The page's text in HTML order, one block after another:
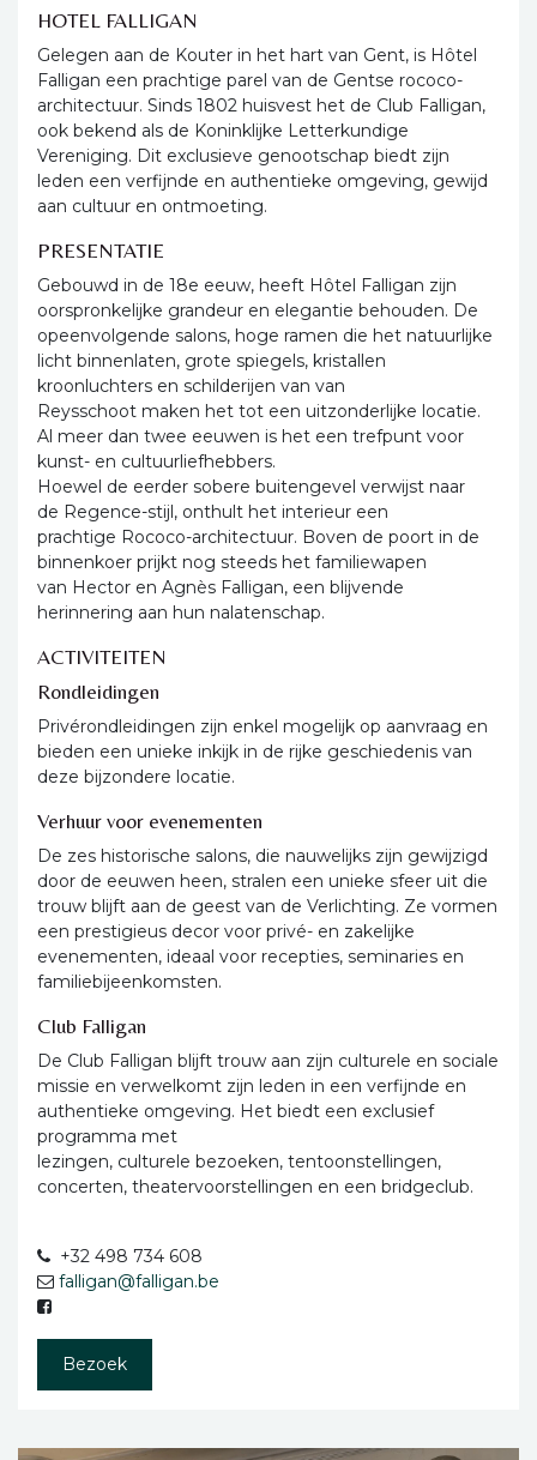
HOTEL FALLIGAN
Gelegen aan de Kouter in het hart van Gent, is Hôtel
Falligan een prachtige parel van de Gentse rococo-
architectuur. Sinds 1802 huisvest het de Club Falligan,
ook bekend als de Koninklijke Letterkundige
Vereniging. Dit exclusieve genootschap biedt zijn
leden een verfijnde en authentieke omgeving, gewijd
aan cultuur en ontmoeting.
PRESENTATIE
Gebouwd in de 18e eeuw, heeft Hôtel Falligan zijn
oorspronkelijke grandeur en elegantie behouden. De
opeenvolgende salons, hoge ramen die het natuurlijke
licht binnenlaten, grote spiegels, kristallen
kroonluchters en schilderijen van van
Reysschoot maken het tot een uitzonderlijke locatie.
Al meer dan twee eeuwen is het een trefpunt voor
kunst- en cultuurliefhebbers.
Hoewel de eerder sobere buitengevel verwijst naar
de Regence-stijl, onthult het interieur een
prachtige Rococo-architectuur. Boven de poort in de
binnenkoer prijkt nog steeds het familiewapen
van Hector en Agnès Falligan, een blijvende
herinnering aan hun nalatenschap.
ACTIVITEITEN
Rondleidingen
Privérondleidingen zijn enkel mogelijk op aanvraag en
bieden een unieke inkijk in de rijke geschiedenis van
deze bijzondere locatie.
Verhuur voor evenementen
De zes historische salons, die nauwelijks zijn gewijzigd
door de eeuwen heen, stralen een unieke sfeer uit die
trouw blijft aan de geest van de Verlichting. Ze vormen
een prestigieus decor voor privé- en zakelijke
evenementen, ideaal voor recepties, seminaries en
familiebijeenkomsten.
Club Falligan
De Club Falligan blijft trouw aan zijn culturele en sociale
missie en verwelkomt zijn leden in een verfijnde en
authentieke omgeving. Het biedt een exclusief
programma met
lezingen, culturele bezoeken, tentoonstellingen,
concerten, theatervoorstellingen en een bridgeclub.
+32 498 734 608
falligan@falligan.be
Bezoek